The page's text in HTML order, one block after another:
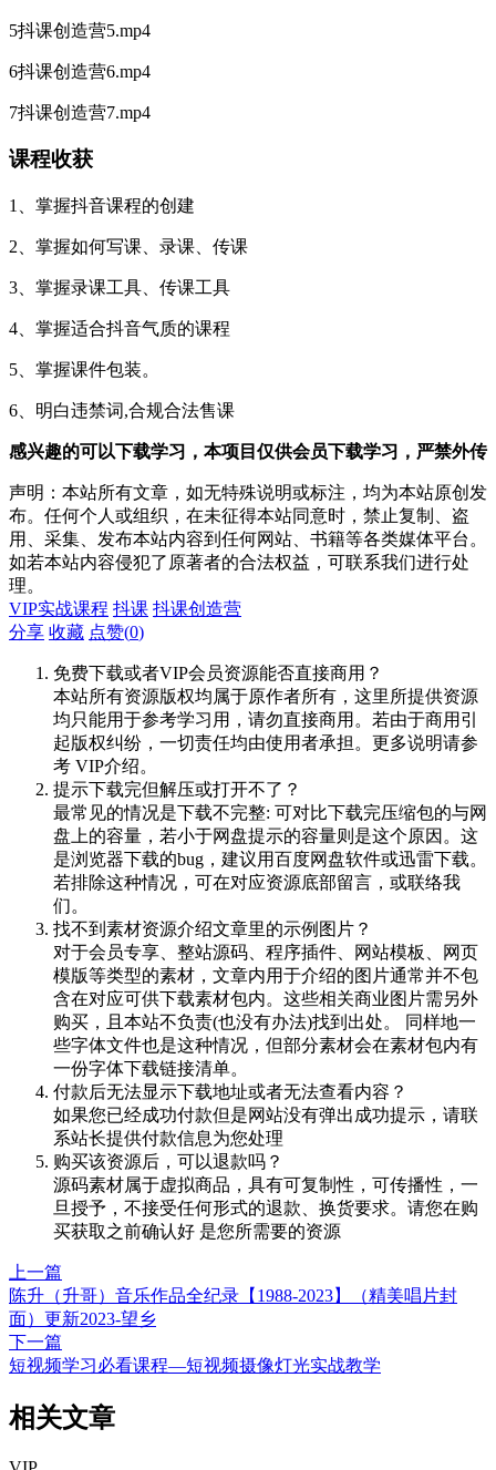
5抖课创造营5.mp4
6抖课创造营6.mp4
7抖课创造营7.mp4
课程收获
1、掌握抖音课程的创建
2、掌握如何写课、录课、传课
3、掌握录课工具、传课工具
4、掌握适合抖音气质的课程
5、掌握课件包装。
6、明白违禁词,合规合法售课
感兴趣的可以下载学习，本项目仅供会员下载学习，严禁外传
声明：本站所有文章，如无特殊说明或标注，均为本站原创发
布。任何个人或组织，在未征得本站同意时，禁止复制、盗
用、采集、发布本站内容到任何网站、书籍等各类媒体平台。
如若本站内容侵犯了原著者的合法权益，可联系我们进行处
理。
VIP实战课程 抖课 抖课创造营
分享 收藏 点赞(0)
免费下载或者VIP会员资源能否直接商用？
本站所有资源版权均属于原作者所有，这里所提供资源
均只能用于参考学习用，请勿直接商用。若由于商用引
起版权纠纷，一切责任均由使用者承担。更多说明请参
考 VIP介绍。
提示下载完但解压或打开不了？
最常见的情况是下载不完整: 可对比下载完压缩包的与网
盘上的容量，若小于网盘提示的容量则是这个原因。这
是浏览器下载的bug，建议用百度网盘软件或迅雷下载。
若排除这种情况，可在对应资源底部留言，或联络我
们。
找不到素材资源介绍文章里的示例图片？
对于会员专享、整站源码、程序插件、网站模板、网页
模版等类型的素材，文章内用于介绍的图片通常并不包
含在对应可供下载素材包内。这些相关商业图片需另外
购买，且本站不负责(也没有办法)找到出处。 同样地一
些字体文件也是这种情况，但部分素材会在素材包内有
一份字体下载链接清单。
付款后无法显示下载地址或者无法查看内容？
如果您已经成功付款但是网站没有弹出成功提示，请联
系站长提供付款信息为您处理
购买该资源后，可以退款吗？
源码素材属于虚拟商品，具有可复制性，可传播性，一
旦授予，不接受任何形式的退款、换货要求。请您在购
买获取之前确认好 是您所需要的资源
上一篇
陈升（升哥）音乐作品全纪录【1988-2023】（精美唱片封
面）更新2023-望乡
下一篇
短视频学习必看课程—短视频摄像灯光实战教学
相关文章